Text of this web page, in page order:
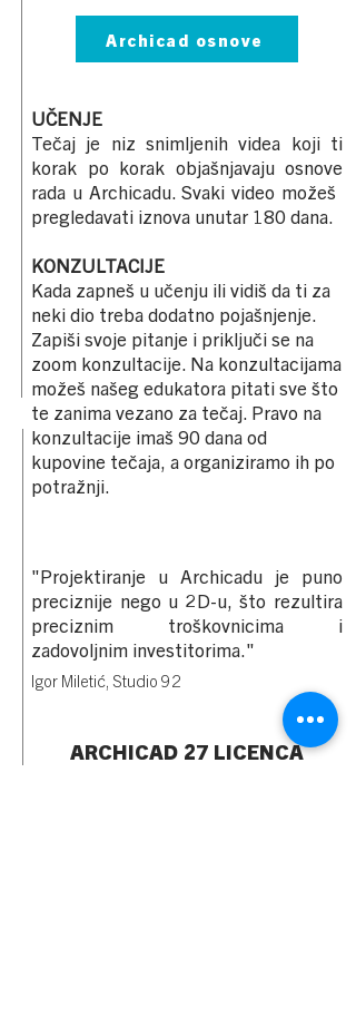
Archicad osnove
UČENJE
Tečaj je niz snimljenih videa koji ti
korak po korak objašnjavaju osnove
rada u Archicadu. Svaki video možeš ​
pregledavati iznova unutar 180 dana.
KONZULTACIJE
Kada zapneš u učenju ili vidiš da ti za
neki dio treba dodatno pojašnjenje.
Zapiši svoje pitanje i priključi se na
zoom konzultacije. Na konzultacijama
možeš našeg edukatora pitati sve što
te zanima vezano za tečaj. Pravo na
konzultacije imaš 90 dana od
kupovine tečaja, a organiziramo ih po
potražnji.
"Projektiranje u Archicadu je puno
preciznije nego u 2D-u, što rezultira
preciznim troškovnicima i
zadovoljnim investitorima."
Igor Miletić, Studio 92
ARCHICAD 27 LICENCA